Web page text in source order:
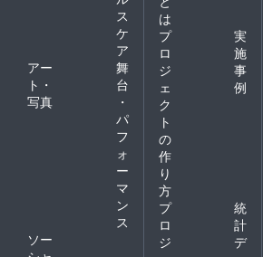
ス
ケ
ア
アー
ト・
写真
舞
台
・
パ
フ
ォ
ー
マ
ン
ス
ソー
は
プ
ロ
ジ
ェ
ク
ト
の
作
り
方
実
施
事
例
プ
ロ
ジ
統
計
デ